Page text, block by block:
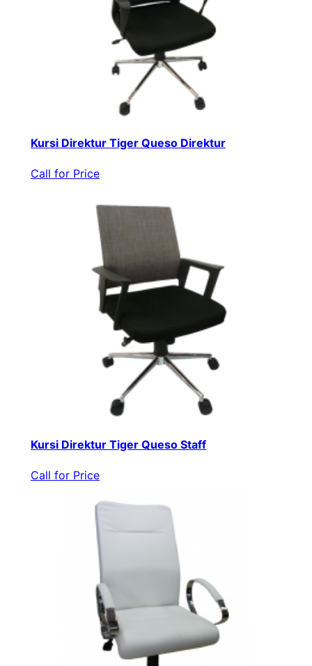
Kursi Direktur Tiger Queso Direktur
Call for Price
Kursi Direktur Tiger Queso Staff
Call for Price